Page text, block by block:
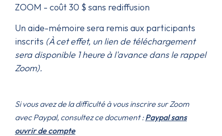
ZOOM - coût 30 $ sans rediffusion
Un aide-mémoire sera remis aux participants
inscrits (À cet effet, un lien de téléchargement
sera disponible 1 heure à l'avance dans le rappel
Zoom).
Si vous avez de la difficulté à vous inscrire sur Zoom
avec Paypal, consultez ce document :Paypal sans
ouvrir de compte